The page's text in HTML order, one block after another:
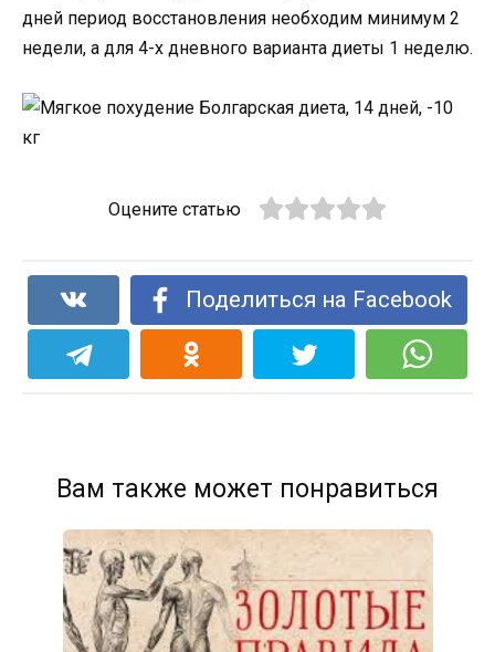
дней период восстановления необходим минимум 2
недели, а для 4-х дневного варианта диеты 1 неделю.
Оцените статью
Поделиться на Facebook
Вам также может понравиться